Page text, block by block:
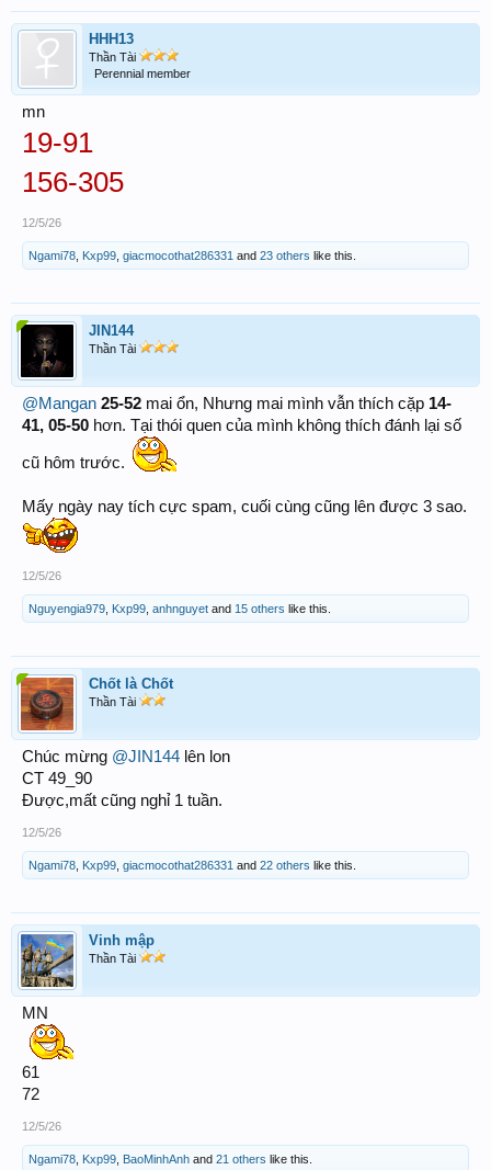
HHH13
Thần Tài
Perennial member
mn
19-91
156-305
12/5/26
Ngami78 Kxp99 giacmocothat286331 and 23 others like this.
JIN144
Thần Tài
@Mangan 25-52 mai ổn, Nhưng mai mình vẫn thích cặp 14-
41, 05-50 hơn. Tại thói quen của mình không thích đánh lại số
cũ hôm trước.
Mấy ngày nay tích cực spam, cuối cùng cũng lên được 3 sao.
12/5/26
Nguyengia979 Kxp99 anhnguyet and 15 others like this.
Chốt là Chốt
Thần Tài
Chúc mừng @JIN144 lên lon
CT 49_90
Được,mất cũng nghỉ 1 tuần.
12/5/26
Ngami78 Kxp99 giacmocothat286331 and 22 others like this.
Vinh mập
Thần Tài
MN
61
72
12/5/26
Ngami78 Kxp99 BaoMinhAnh and 21 others like this.